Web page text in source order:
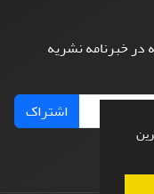
در خبرنامه نشریه
اشتراک